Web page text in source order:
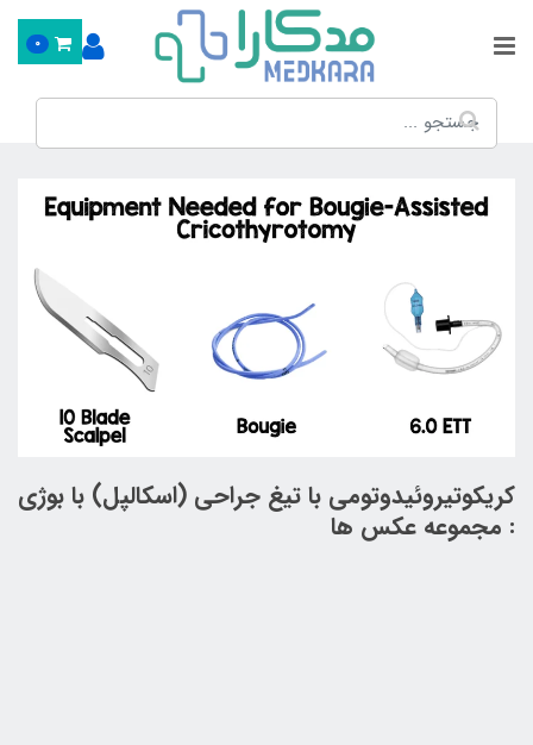
0
کریکوتیروئیدوتومی با تیغ جراحی (اسکالپل) با بوژی
: مجموعه عکس ها